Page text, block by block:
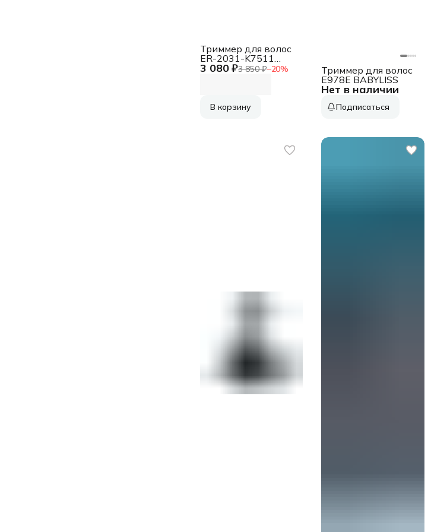
3 080 ₽3 850 ₽−20%
Триммер для волос
ER-2031-K7511
8887549528002
В корзину
Нет в наличии
Триммер для волос
E978E BABYLISS
Подписаться